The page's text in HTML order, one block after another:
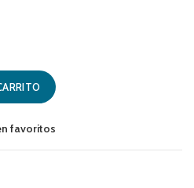
19 STANLEY (019151M) cantidad
favoritos